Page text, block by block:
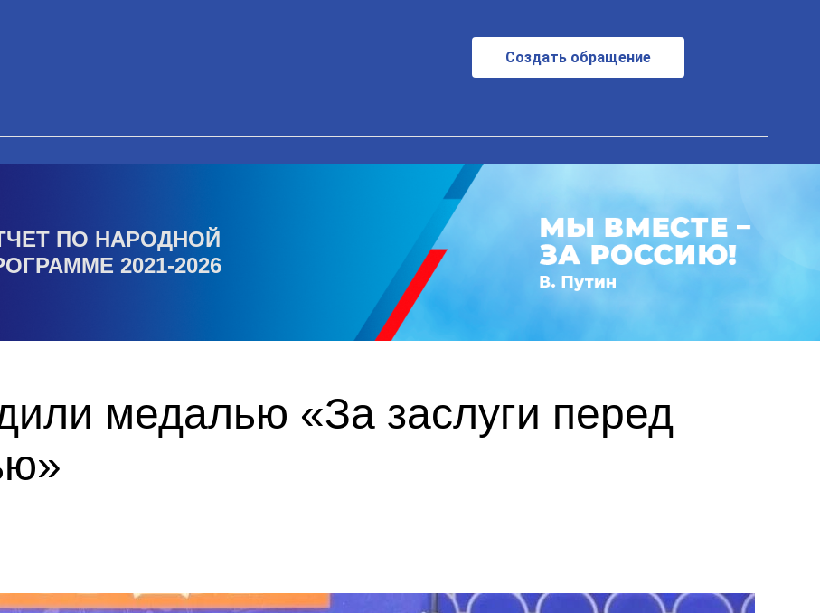
Создать обращение
ПО НАРОДНОЙ
2021-2026
медалью «За заслуги перед